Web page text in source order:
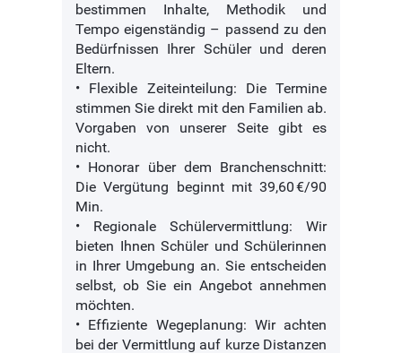
bestimmen Inhalte, Methodik und
Tempo eigenständig – passend zu den
Bedürfnissen Ihrer Schüler und deren
Eltern.
• Flexible Zeiteinteilung: Die Termine
stimmen Sie direkt mit den Familien ab.
Vorgaben von unserer Seite gibt es
nicht.
• Honorar über dem Branchenschnitt:
Die Vergütung beginnt mit 39,60 €/90
Min.
• Regionale Schülervermittlung: Wir
bieten Ihnen Schüler und Schülerinnen
in Ihrer Umgebung an. Sie entscheiden
selbst, ob Sie ein Angebot annehmen
möchten.
• Effiziente Wegeplanung: Wir achten
bei der Vermittlung auf kurze Distanzen